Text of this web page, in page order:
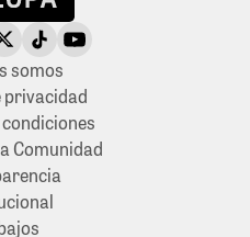
somos
privacidad
Comunidad